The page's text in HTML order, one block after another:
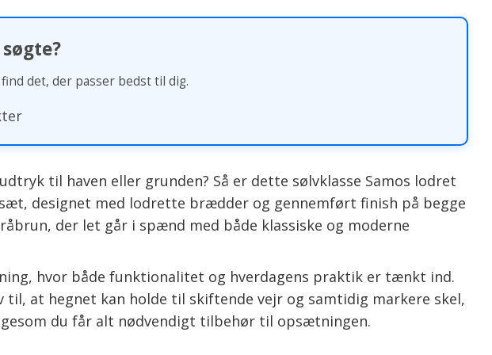
det, der passer bedst til dig.
til haven eller grunden? Så er dette sølvklasse Samos lodret
designet med lodrette brædder og gennemført finish på begge
der let går i spænd med både klassiske og moderne
hvor både funktionalitet og hverdagens praktik er tænkt ind.
at hegnet kan holde til skiftende vejr og samtidig markere skel,
du får alt nødvendigt tilbehør til opsætningen.